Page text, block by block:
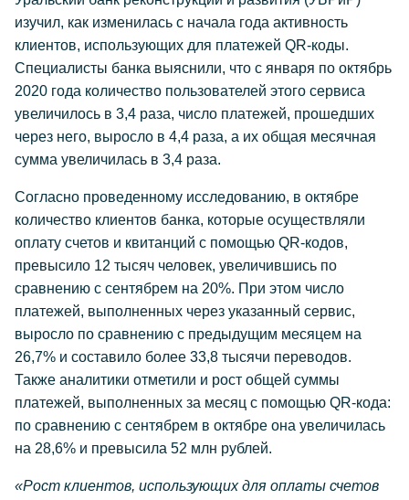
изучил, как изменилась с начала года активность
клиентов, использующих для платежей QR-коды.
Специалисты банка выяснили, что с января по октябрь
2020 года количество пользователей этого сервиса
увеличилось в 3,4 раза, число платежей, прошедших
через него, выросло в 4,4 раза, а их общая месячная
сумма увеличилась в 3,4 раза.
Согласно проведенному исследованию, в октябре
количество клиентов банка, которые осуществляли
оплату счетов и квитанций с помощью QR-кодов,
превысило 12 тысяч человек, увеличившись по
сравнению с сентябрем на 20%. При этом число
платежей, выполненных через указанный сервис,
выросло по сравнению с предыдущим месяцем на
26,7% и составило более 33,8 тысячи переводов.
Также аналитики отметили и рост общей суммы
платежей, выполненных за месяц с помощью QR-кода:
по сравнению с сентябрем в октябре она увеличилась
на 28,6% и превысила 52 млн рублей.
«Рост клиентов, использующих для оплаты счетов